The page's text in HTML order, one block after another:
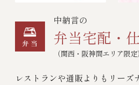
中納言の
弁当宅配・
（関西・阪神間エリア限定）
レストランや通販よりもリーズ